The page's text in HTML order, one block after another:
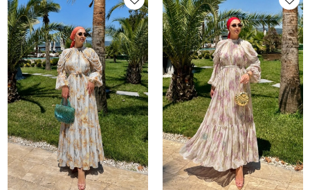
40
44
46
50
44-
46
38-
40-
42